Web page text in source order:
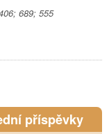
406; 689; 555
příspěvky